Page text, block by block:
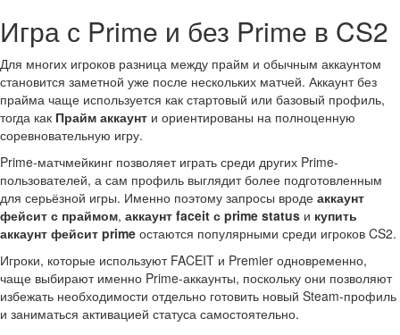
Игра с Prime и без Prime в CS2
Для многих игроков разница между прайм и обычным аккаунтом
становится заметной уже после нескольких матчей. Аккаунт без
прайма чаще используется как стартовый или базовый профиль,
тогда как Прайм аккаунт и ориентированы на полноценную
соревновательную игру.
Prime-матчмейкинг позволяет играть среди других Prime-
пользователей, а сам профиль выглядит более подготовленным
для серьёзной игры. Именно поэтому запросы вроде аккаунт
фейсит с праймом, аккаунт faceit с prime status и купить
аккаунт фейсит prime остаются популярными среди игроков CS2.
Игроки, которые используют FACEIT и Premier одновременно,
чаще выбирают именно Prime-аккаунты, поскольку они позволяют
избежать необходимости отдельно готовить новый Steam-профиль
и заниматься активацией статуса самостоятельно.